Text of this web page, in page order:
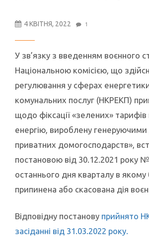
4 КВІТНЯ, 2022 1
У зв’язку з введенням воєнного
Національною комісією, що
регулювання у сферах
комунальних послуг (НКРЕКП)
щодо фіксації «зелених»
енергію, вироблену
приватних домогосподарств»,
постановою від 30.12.2021 року
останнього дня кварталу в якому
припинена або скасована дія
Відповідну постанову прийнято
засіданні від 31.03.2022 року.